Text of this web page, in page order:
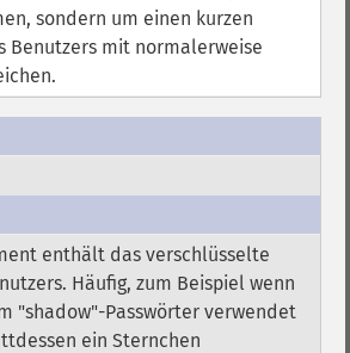
sondern um einen kurzen
Benutzers mit normalerweise
enthält das verschlüsselte
Häufig, zum Beispiel wenn
"shadow"-Passwörter verwendet
ein Sternchen